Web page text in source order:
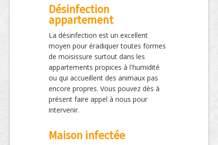
Désinfection
appartement
La désinfection est un excellent
moyen pour éradiquer toutes formes
de moisissure surtout dans les
appartements propices à l'humidité
ou qui accueillent des animaux pas
encore propres. Vous pouvez dès à
présent faire appel à nous pour
intervenir.
Maison infectée